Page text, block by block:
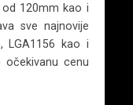
od 120mm kao i
sve najnovije
LGA1156 kao i
očekivanu cenu